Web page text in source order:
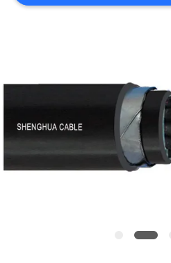
ΝΈΑ
ΖΗΤΉΣΤΕ
ΈΝΑ
ΑΠΌΣΠΑΣΜΑ